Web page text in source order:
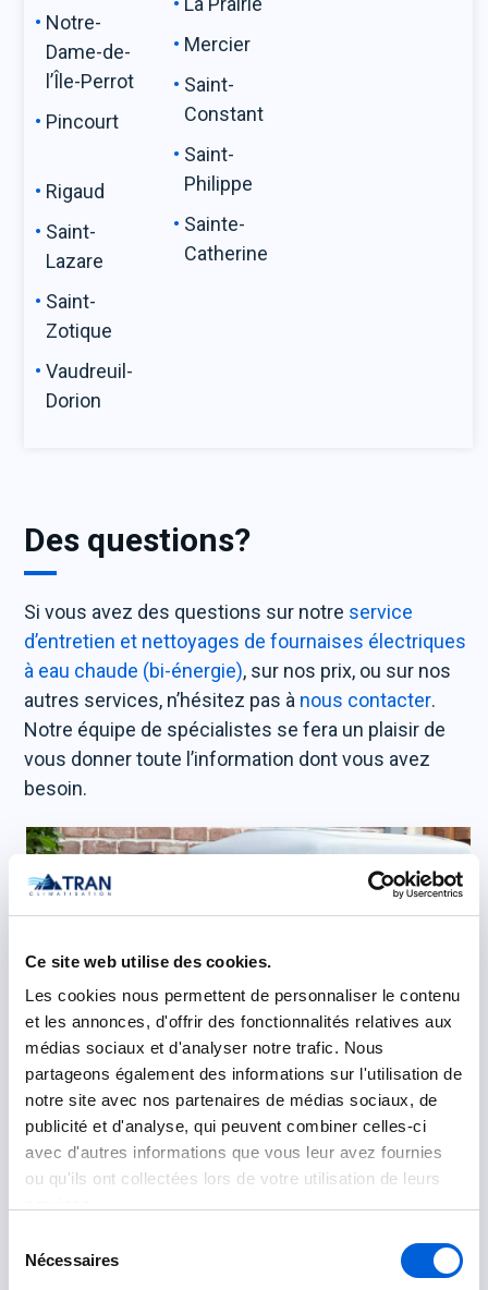
Ce site web utilise des cookies.
Les cookies nous permettent de personnaliser le contenu
et les annonces, d'offrir des fonctionnalités relatives aux
médias sociaux et d'analyser notre trafic. Nous
partageons également des informations sur l'utilisation de
notre site avec nos partenaires de médias sociaux, de
publicité et d'analyse, qui peuvent combiner celles-ci
avec d'autres informations que vous leur avez fournies
ou qu'ils ont collectées lors de votre utilisation de leurs
Nécessaires
Notre-
Dame-de-
l’Île-Perrot
Pincourt
Rigaud
Saint-
Lazare
Saint-
Zotique
Vaudreuil-
Dorion
Mercier
Saint-
Constant
Saint-
Philippe
Sainte-
Catherine
Des questions?
Si vous avez des questions sur notre service
d’entretien et nettoyages de fournaises électriques
à eau chaude (bi-énergie), sur nos prix, ou sur nos
autres services, n’hésitez pas à nous contacter.
Notre équipe de spécialistes se fera un plaisir de
vous donner toute l’information dont vous avez
besoin.